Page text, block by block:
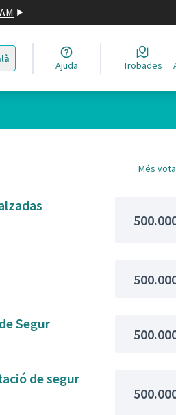
Elegir el idioma
Ajuda Trobades
Més
Segur
de segur